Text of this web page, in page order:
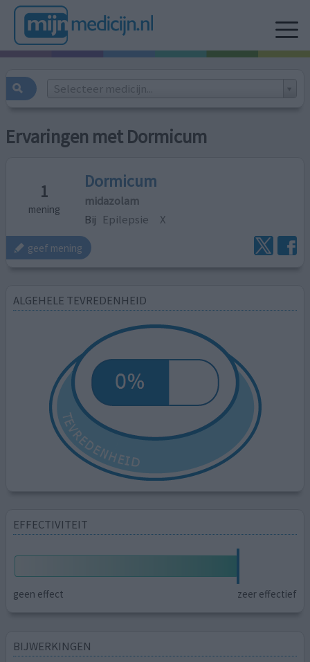
Selecteer medicijn...
Ervaringen met Dormicum
1
mening
Dormicum
midazolam
Bij Epilepsie X
geef mening
ALGEHELE TEVREDENHEID
EFFECTIVITEIT
geen effect zeer effectief
BIJWERKINGEN